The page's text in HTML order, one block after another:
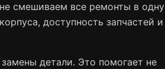
смешиваем все ремонты в одну
доступность запчастей и
детали. Это помогает не